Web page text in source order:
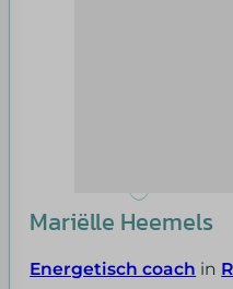
Mariëlle Heemels
Energetisch coach in